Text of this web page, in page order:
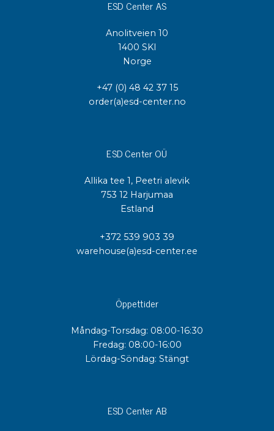
ESD Center AS
Anolitveien 10
1400 SKI
Norge
+47 (0) 48 42 37 15
order(a)esd-center.no
ESD Center OÜ
Allika tee 1, Peetri alevik
753 12 Harjumaa
Estland
+372 539 903 39
warehouse(a)esd-center.ee
Öppettider
Måndag-Torsdag: 08:00-16:30
Fredag: 08:00-16:00
Lördag-Söndag: Stängt
ESD Center AB